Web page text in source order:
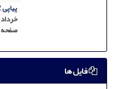
پیاپی 72
خرداد 1397
صفحه
فایل ها